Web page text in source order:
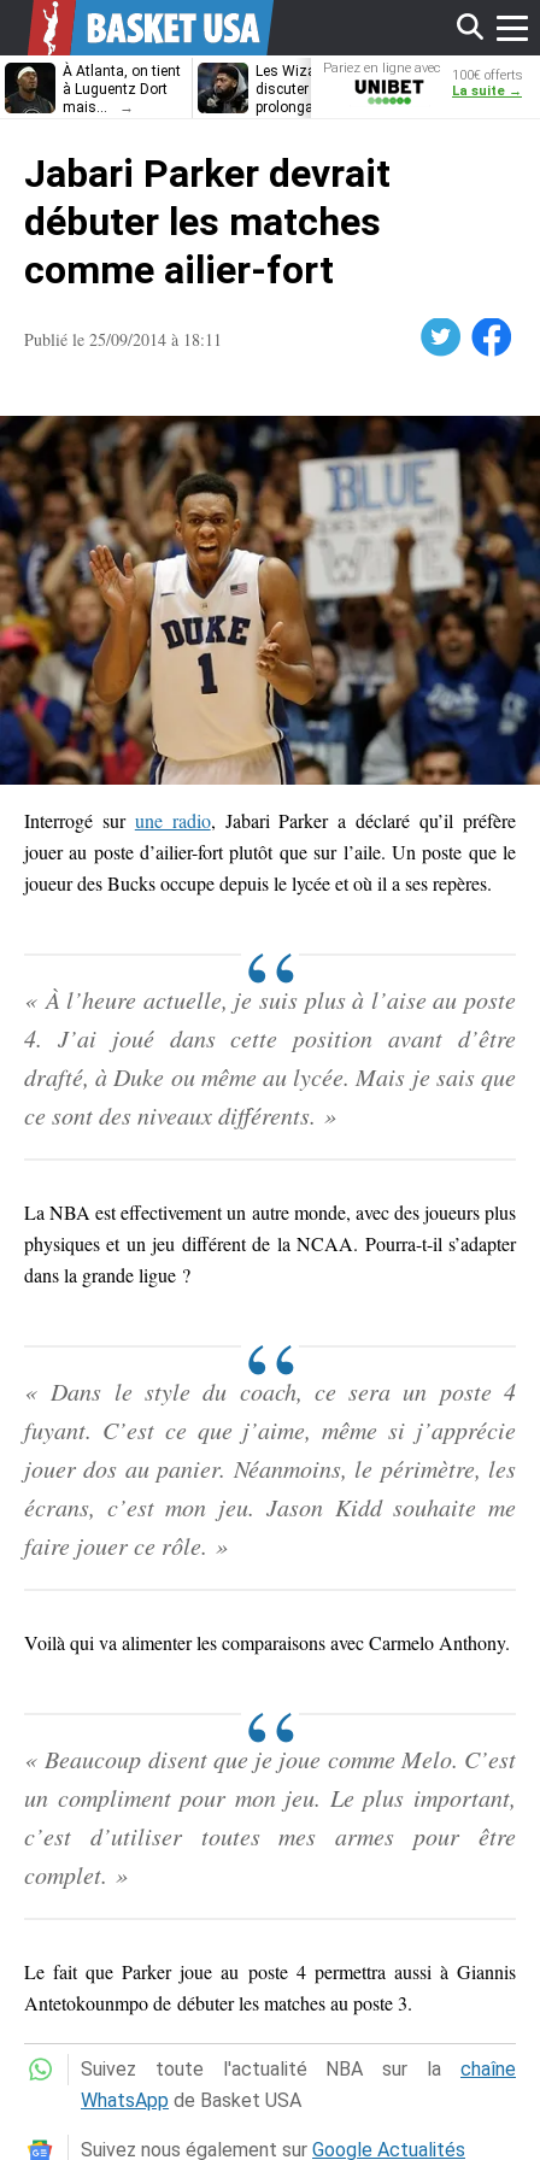
À Atlanta, on tient
à Luguentz Dort
mais…
Les Wizards vont
discuter
prolongation avec
Dennis
découvrira-t-il
Pariez en ligne avec
Unibet
100€ offerts
La suite →
Jabari Parker devrait
débuter les matches
comme ailier-fort
Publié le 25/09/2014 à 18:11 Facebook
Interrogé sur une radio, Jabari Parker a déclaré qu’il préfère
jouer au poste d’ailier-fort plutôt que sur l’aile. Un poste que le
joueur des Bucks occupe depuis le lycée et où il a ses repères.
« À l’heure actuelle, je suis plus à l’aise au poste
4. J’ai joué dans cette position avant d’être
drafté, à Duke ou même au lycée. Mais je sais que
ce sont des niveaux différents. »
La NBA est effectivement un autre monde, avec des joueurs plus
physiques et un jeu différent de la NCAA. Pourra-t-il s’adapter
dans la grande ligue ?
« Dans le style du coach, ce sera un poste 4
fuyant. C’est ce que j’aime, même si j’apprécie
jouer dos au panier. Néanmoins, le périmètre, les
écrans, c’est mon jeu. Jason Kidd souhaite me
faire jouer ce rôle. »
Voilà qui va alimenter les comparaisons avec Carmelo Anthony.
« Beaucoup disent que je joue comme Melo. C’est
un compliment pour mon jeu. Le plus important,
c’est d’utiliser toutes mes armes pour être
complet. »
Le fait que Parker joue au poste 4 permettra aussi à Giannis
Antetokounmpo de débuter les matches au poste 3.
Suivez toute l'actualité NBA sur la chaîne
WhatsApp de Basket USA
Suivez nous également sur Google Actualités